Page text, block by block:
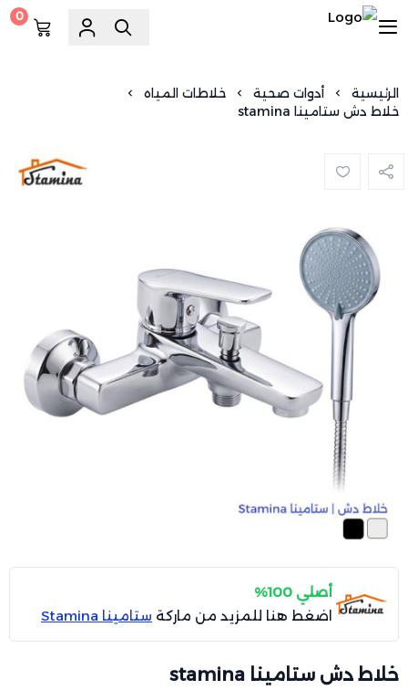
0
الرئيسية أدوات صحية
خلاطات المياه
خلاط دش ستامينا stamina
أصلي 100%
اضغط هنا للمزيد من ماركة ستامينا Stamina
خلاط دش ستامينا stamina